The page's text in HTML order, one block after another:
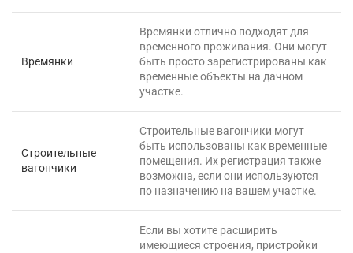
Времянки
Времянки отлично подходят для
временного проживания. Они могут
быть просто зарегистрированы как
временные объекты на дачном
участке.
Строительные
вагончики
Строительные вагончики могут
быть использованы как временные
помещения. Их регистрация также
возможна, если они используются
по назначению на вашем участке.
Если вы хотите расширить
имеющиеся строения, пристройки